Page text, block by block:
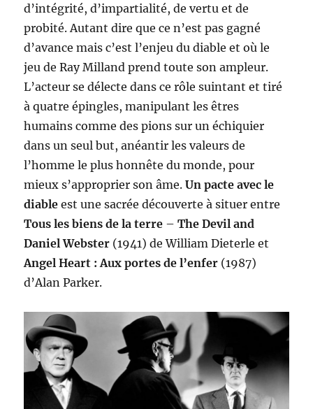
d’intégrité, d’impartialité, de vertu et de
probité. Autant dire que ce n’est pas gagné
d’avance mais c’est l’enjeu du diable et où le
jeu de Ray Milland prend toute son ampleur.
L’acteur se délecte dans ce rôle suintant et tiré
à quatre épingles, manipulant les êtres
humains comme des pions sur un échiquier
dans un seul but, anéantir les valeurs de
l’homme le plus honnête du monde, pour
mieux s’approprier son âme.Un pacte avec le
diable est une sacrée découverte à situer entre
Tous les biens de la terre –The Devil and
Daniel Webster (1941) de William Dieterle et
Angel Heart : Aux portes de l’enfer (1987)
d’Alan Parker.